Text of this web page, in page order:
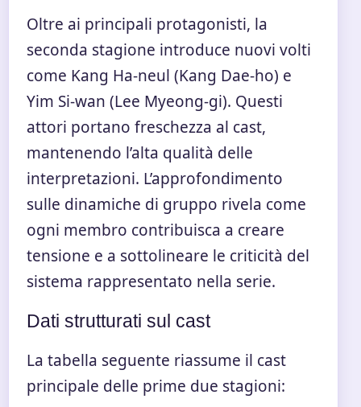
Oltre ai principali protagonisti, la
seconda stagione introduce nuovi volti
come Kang Ha-neul (Kang Dae-ho) e
Yim Si-wan (Lee Myeong-gi). Questi
attori portano freschezza al cast,
mantenendo l’alta qualità delle
interpretazioni. L’approfondimento
sulle dinamiche di gruppo rivela come
ogni membro contribuisca a creare
tensione e a sottolineare le criticità del
sistema rappresentato nella serie.
Dati strutturati sul cast
La tabella seguente riassume il cast
principale delle prime due stagioni: